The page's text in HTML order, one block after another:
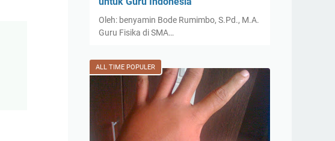
Oleh: benyamin Bode Rumimbo, S.Pd., M.A.
Guru Fisika di SMA…
ALL TIME POPULER